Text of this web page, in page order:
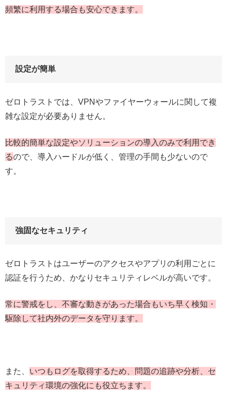
頻繁に利用する場合も安心できます。
設定が簡単
ゼロトラストでは、VPNやファイヤーウォールに関して複
雑な設定が必要ありません。
比較的簡単な設定やソリューションの導入のみで利用でき
るので、導入ハードルが低く、管理の手間も少ないので
す。
強固なセキュリティ
ゼロトラストはユーザーのアクセスやアプリの利用ごとに
認証を行うため、かなりセキュリティレベルが高いです。
常に警戒をし、不審な動きがあった場合もいち早く検知・
駆除して社内外のデータを守ります。
また、 いつもログを取得するため、問題の追跡や分析、セ
キュリティ環境の強化にも役立ちます。